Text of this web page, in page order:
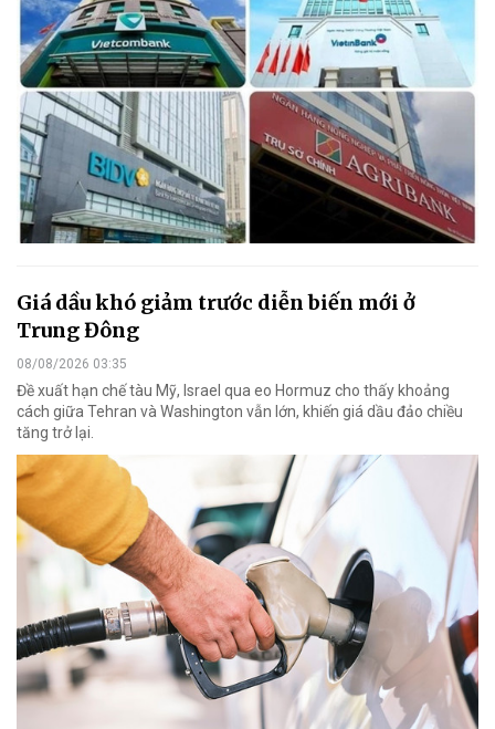
Giá dầu khó giảm trước diễn biến mới ở
Trung Đông
08/08/2026 03:35
Đề xuất hạn chế tàu Mỹ, Israel qua eo Hormuz cho thấy khoảng
cách giữa Tehran và Washington vẫn lớn, khiến giá dầu đảo chiều
tăng trở lại.